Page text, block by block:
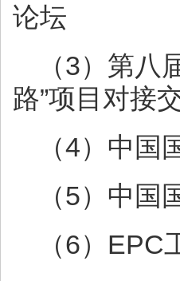
论坛
（3）第
路”项目对接
（4）中
（5）中
（6）